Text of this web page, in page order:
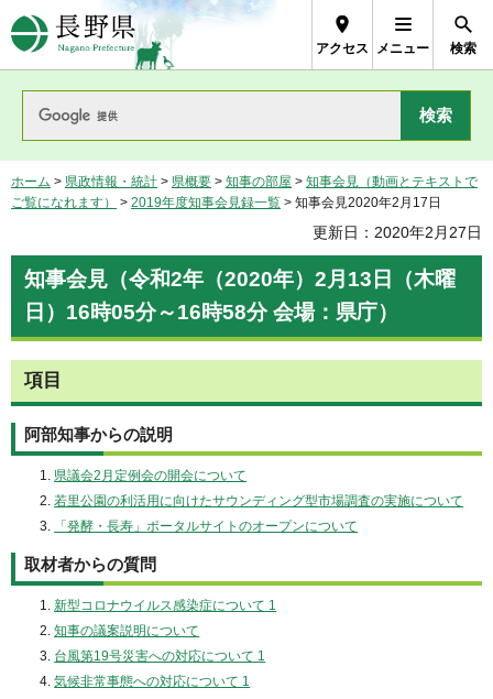
長野県Nagano Prefecture
アクセス メニュー 検索
ホーム > 県政情報・統計 > 県概要 > 知事の部屋 > 知事会見（動画とテキストで
ご覧になれます）
> 2019年度知事会見録一覧 > 知事会見2020年2月17日
更新日：2020年2月27日
知事会見（令和2年（2020年）2月13日（木曜
日）16時05分～16時58分 会場：県庁）
項目
阿部知事からの説明
県議会2月定例会の開会について
若里公園の利活用に向けたサウンディング型市場調査の実施について
「発酵・長寿」ポータルサイトのオープンについて
取材者からの質問
新型コロナウイルス感染症について 1
知事の議案説明について
台風第19号災害への対応について 1
気候非常事態への対応について 1